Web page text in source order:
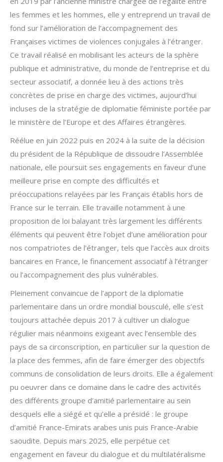
les femmes et les hommes, elle y entreprend un travail de
fond sur l’amélioration de l’accompagnement des
Françaises victimes de violences conjugales à l’étranger.
Ce travail réalisé en mobilisant les acteurs de la sphère
publique et administrative, du monde de l’entreprise et du
secteur associatif, a donnée lieu à des actions très
concrètes de prise en charge des victimes, aujourd’hui
incluses de la stratégie de diplomatie féministe portée par
le ministère de l’Europe et des Affaires étrangères.
Réélue en juin 2022 puis en 2024 à la suite de la décision
du président de la République de dissoudre l’Assemblée
nationale, elle poursuit ses engagements en faveur d’une
meilleure prise en compte des difficultés et
préoccupations relayées par les Français établis hors de
France sur le terrain. Elle travaille notamment à une
proposition de loi balayant très largement les différents
éléments qui peuvent être l’objet d’une amélioration pour
nos compatriotes de l’étranger, tels que l’accès aux droits
bancaires en France, le financement associatif à l’étranger
ou l’accompagnement des plus vulnérables.
Pleinement convaincue de l’apport de la diplomatie
parlementaire dans un ordre mondial bousculé, elle s’est
toujours attachée depuis 2017 à cultiver un dialogue
régulier mais néanmoins exigeant avec l’ensemble des
pays de sa circonscription, en particulier sur la question de
la place des femmes, afin de faire émerger des objectifs
communs de consolidation de leurs droits. Elle a également
pu oeuvrer dans ce domaine dans le cadre des activités
des différents groupe d’amitié parlementaire au sein
desquels elle a siégé et qu’elle a présidé : le groupe
d’amitié France-Emirats arabes unis puis France-Arabie
saoudite. Depuis mars 2025, elle perpétue cet
engagement en faveur du dialogue et du multilatéralisme